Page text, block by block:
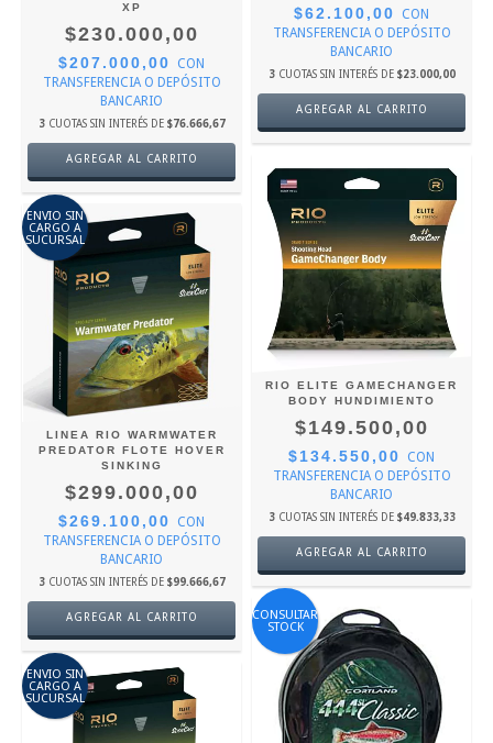
XP
$230.000,00
$207.000,00
CON
TRANSFERENCIA O DEPÓSITO
BANCARIO
3 CUOTAS SIN INTERÉS DE $76.666,67
AGREGAR AL CARRITO
$62.100,00
CON
TRANSFERENCIA O DEPÓSITO
BANCARIO
3 CUOTAS SIN INTERÉS DE $23.000,00
AGREGAR AL CARRITO
ENVIO SIN
CARGO A
SUCURSAL
LINEA RIO WARMWATER
PREDATOR FLOTE HOVER
SINKING
$299.000,00
$269.100,00
CON
TRANSFERENCIA O DEPÓSITO
BANCARIO
3 CUOTAS SIN INTERÉS DE $99.666,67
AGREGAR AL CARRITO
RIO ELITE GAMECHANGER
BODY HUNDIMIENTO
$149.500,00
$134.550,00
CON
TRANSFERENCIA O DEPÓSITO
BANCARIO
3 CUOTAS SIN INTERÉS DE $49.833,33
AGREGAR AL CARRITO
ENVIO SIN
CARGO A
SUCURSAL
CONSULTAR
STOCK